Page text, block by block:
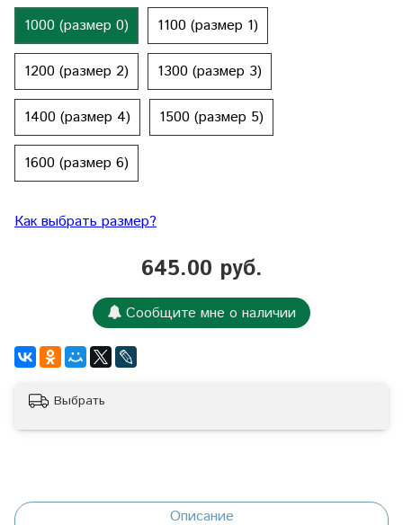
1000 (размер 0)
1100 (размер 1)
1200 (размер 2) 1300 (размер 3)
1400 (размер 4) 1500 (размер 5)
1600 (размер 6)
Как выбрать размер?
645.00 руб.
Сообщите мне о наличии
Выбрать
Описание